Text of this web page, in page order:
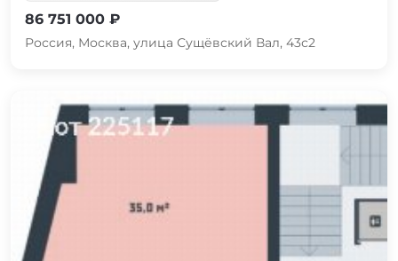
86 751 000 ₽
Россия, Москва, улица Сущёвский Вал, 43с2